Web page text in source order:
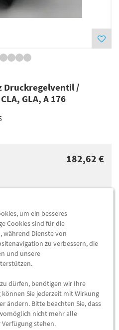
Druckregelventil /
GLA, A 176
182,62 €
175,48 €
HINZUFÜGEN
Benz AG |Mercedesstr. 120 |
um ein besseres
Cookies sind für die
Dienste von
zu verbessern, die
und unsere
dürfen, benötigen wir Ihre
Sie jederzeit mit Wirkung
ändern. Bitte beachten Sie, dass
nicht mehr alle
stehen.